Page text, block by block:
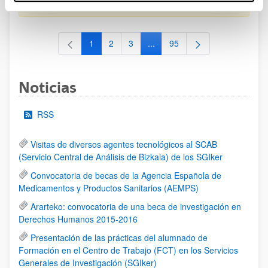
al 30/07/2026 (ambos incluídos)
Página
1 Página
2 Página
3 ...Páginas intermedias Use TAB
Página
95
Noticias
RSS
Visitas de diversos agentes tecnológicos al SCAB
(Servicio Central de Análisis de Bizkaia) de los SGIker
Convocatoria de becas de la Agencia Española de
Medicamentos y Productos Sanitarios (AEMPS)
Ararteko: convocatoria de una beca de investigación en
Derechos Humanos 2015-2016
Presentación de las prácticas del alumnado de
Formación en el Centro de Trabajo (FCT) en los Servicios
Generales de Investigación (SGIker)